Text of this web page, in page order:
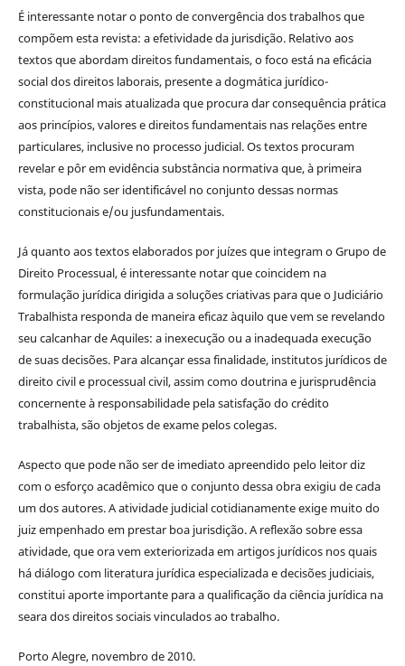
É interessante notar o ponto de convergência dos trabalhos que
compõem esta revista: a efetividade da jurisdição. Relativo aos
textos que abordam direitos fundamentais, o foco está na eficácia
social dos direitos laborais, presente a dogmática jurídico-
constitucional mais atualizada que procura dar consequência prática
aos princípios, valores e direitos fundamentais nas relações entre
particulares, inclusive no processo judicial. Os textos procuram
revelar e pôr em evidência substância normativa que, à primeira
vista, pode não ser identificável no conjunto dessas normas
constitucionais e/ou jusfundamentais.
Já quanto aos textos elaborados por juízes que integram o Grupo de
Direito Processual, é interessante notar que coincidem na
formulação jurídica dirigida a soluções criativas para que o Judiciário
Trabalhista responda de maneira eficaz àquilo que vem se revelando
seu calcanhar de Aquiles: a inexecução ou a inadequada execução
de suas decisões. Para alcançar essa finalidade, institutos jurídicos de
direito civil e processual civil, assim como doutrina e jurisprudência
concernente à responsabilidade pela satisfação do crédito
trabalhista, são objetos de exame pelos colegas.
Aspecto que pode não ser de imediato apreendido pelo leitor diz
com o esforço acadêmico que o conjunto dessa obra exigiu de cada
um dos autores. A atividade judicial cotidianamente exige muito do
juiz empenhado em prestar boa jurisdição. A reflexão sobre essa
atividade, que ora vem exteriorizada em artigos jurídicos nos quais
há diálogo com literatura jurídica especializada e decisões judiciais,
constitui aporte importante para a qualificação da ciência jurídica na
seara dos direitos sociais vinculados ao trabalho.
Porto Alegre, novembro de 2010.